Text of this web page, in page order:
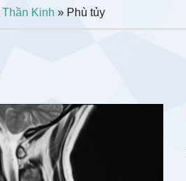
Thần Kinh » Phù tủy